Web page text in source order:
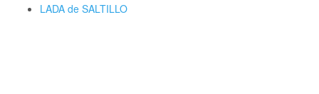
LADA de SALTILLO